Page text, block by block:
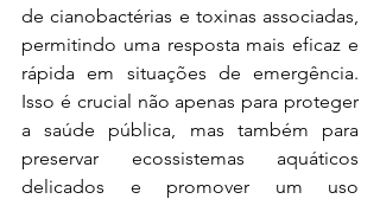
de cianobactérias e toxinas associadas,
permitindo uma resposta mais eficaz e
rápida em situações de emergência.
Isso é crucial não apenas para proteger
a saúde pública, mas também para
preservar ecossistemas aquáticos
delicados e promover um uso